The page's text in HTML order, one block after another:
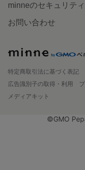
minneのセキュリティ
お問い合わせ
特定商取引法に基づく表記
広告識別子の取得・利用
メディアキット
©GMO